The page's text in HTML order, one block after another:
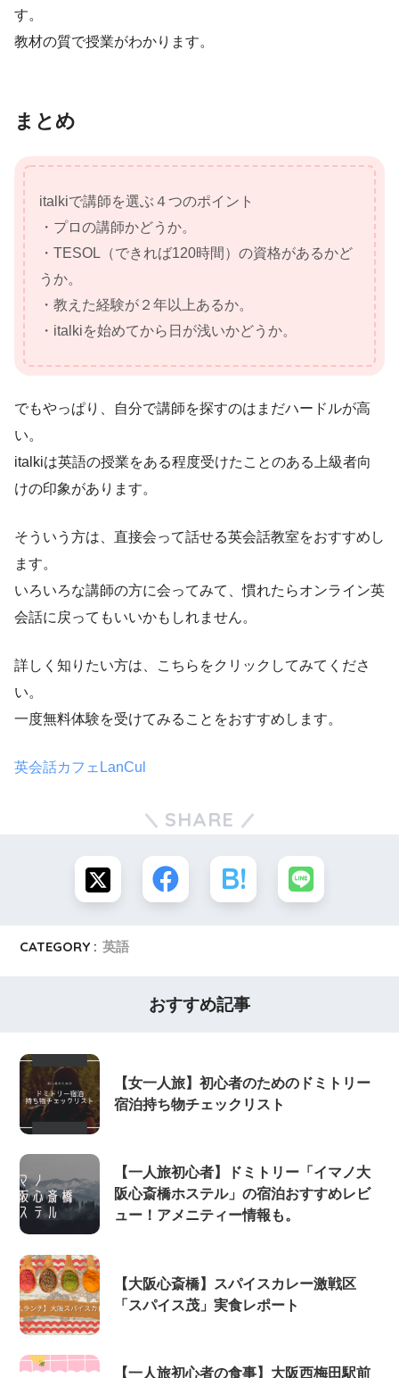
す。
教材の質で授業がわかります。
まとめ
italkiで講師を選ぶ４つのポイント
・プロの講師かどうか。
・TESOL（できれば120時間）の資格があるかど
うか。
・教えた経験が２年以上あるか。
・italkiを始めてから日が浅いかどうか。
でもやっぱり、自分で講師を探すのはまだハードルが高
い。
italkiは英語の授業をある程度受けたことのある上級者向
けの印象があります。
そういう方は、直接会って話せる英会話教室をおすすめし
ます。
いろいろな講師の方に会ってみて、慣れたらオンライン英
会話に戻ってもいいかもしれません。
詳しく知りたい方は、こちらをクリックしてみてくださ
い。
一度無料体験を受けてみることをおすすめします。
英会話カフェLanCul
SHARE
CATEGORY : 英語
おすすめ記事
【女一人旅】初心者のためのドミトリー
宿泊持ち物チェックリスト
【一人旅初心者】ドミトリー「イマノ大
阪心斎橋ホステル」の宿泊おすすめレビ
ュー！アメニティー情報も。
【大阪心斎橋】スパイスカレー激戦区
「スパイス茂」実食レポート
【一人旅初心者の食事】大阪西梅田駅前